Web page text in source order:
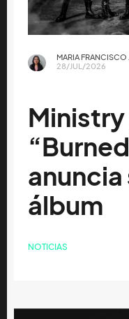
MARIA FRANCISCO
28/JUL/2026
álbum
NOTICIAS